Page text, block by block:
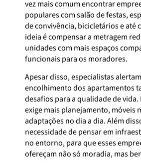
vez mais comum encontrar
populares com salão de festas,
de convivência, bicicletários e até
ideia é compensar a metragem
unidades com mais espaços
funcionais para os moradores.
Apesar disso, especialistas
encolhimento dos apartamentos
desafios para a qualidade de vida.
exige mais planejamento, móveis
adaptações no dia a dia. Além
necessidade de pensar em
no entorno, para que esses
ofereçam não só moradia, mas